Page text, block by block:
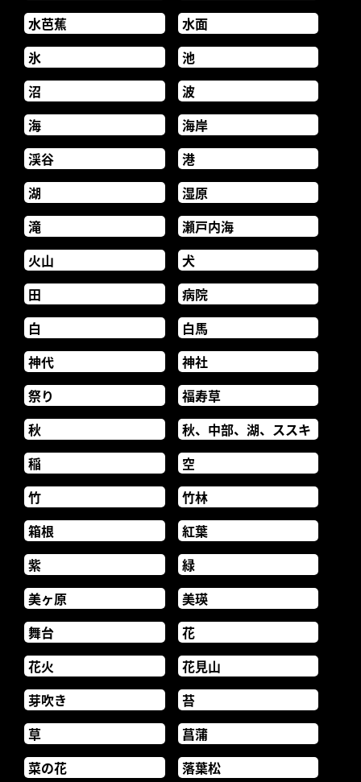
水芭蕉
水面
氷
池
沼
波
海
海岸
渓谷
港
湖
湿原
滝
瀬戸内海
火山
犬
田
病院
白
白馬
神代
神社
祭り
福寿草
秋
秋、中部、湖、ススキ
稲
空
竹
竹林
箱根
紅葉
紫
緑
美ヶ原
美瑛
舞台
花
花火
花見山
芽吹き
苔
草
菖蒲
菜の花
落葉松